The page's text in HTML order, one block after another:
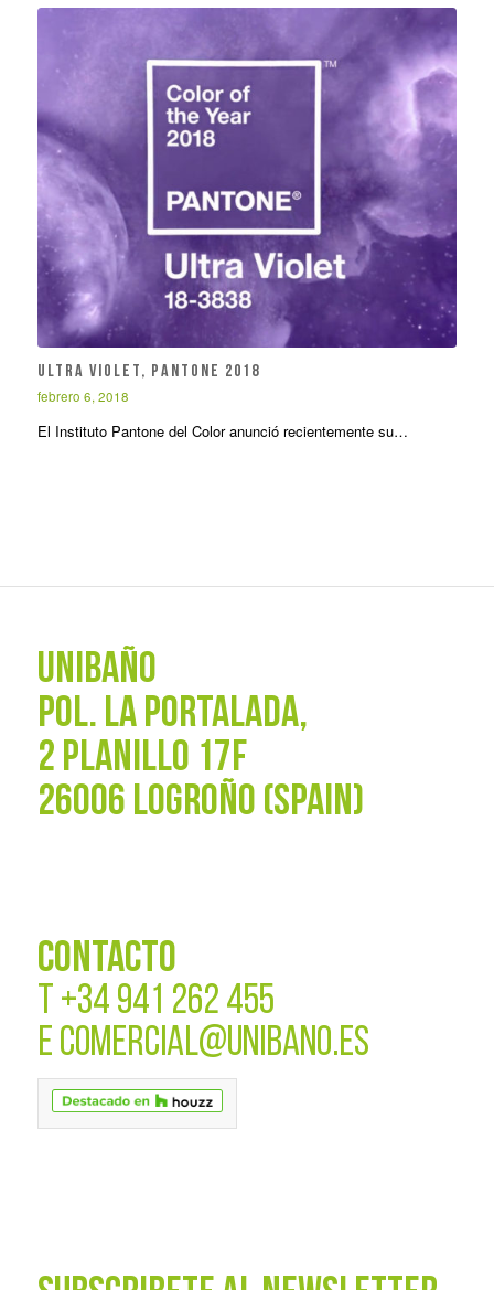
Ultra Violet, Pantone 2018
febrero 6, 2018
El Instituto Pantone del Color anunció recientemente su…
UNIBAÑO
POL. La Portalada,
2 PLANILLO 17F
26006 LOGROÑO (SPAIN)
CONTACTO
T +34 941 262 455
E COMERCIAL@UNIBANO.ES